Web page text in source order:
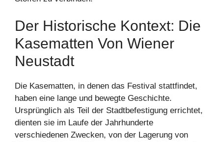
Der Historische Kontext: Die
Kasematten Von Wiener
Neustadt
Die Kasematten, in denen das Festival stattfindet,
haben eine lange und bewegte Geschichte.
Ursprünglich als Teil der Stadtbefestigung errichtet,
dienten sie im Laufe der Jahrhunderte
verschiedenen Zwecken, von der Lagerung von